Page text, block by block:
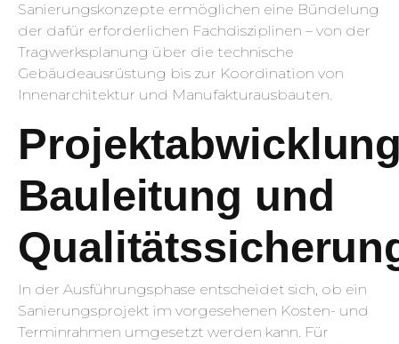
Sanierungskonzepte ermöglichen eine Bündelung
der dafür erforderlichen Fachdisziplinen – von der
Tragwerksplanung über die technische
Gebäudeausrüstung bis zur Koordination von
Innenarchitektur und Manufakturausbauten.
Bauleitung und
In der Ausführungsphase entscheidet sich, ob ein
Sanierungsprojekt im vorgesehenen Kosten- und
Terminrahmen umgesetzt werden kann. Für